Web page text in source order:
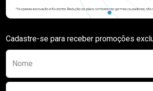
Cadastre-se para receber promoções
Nome